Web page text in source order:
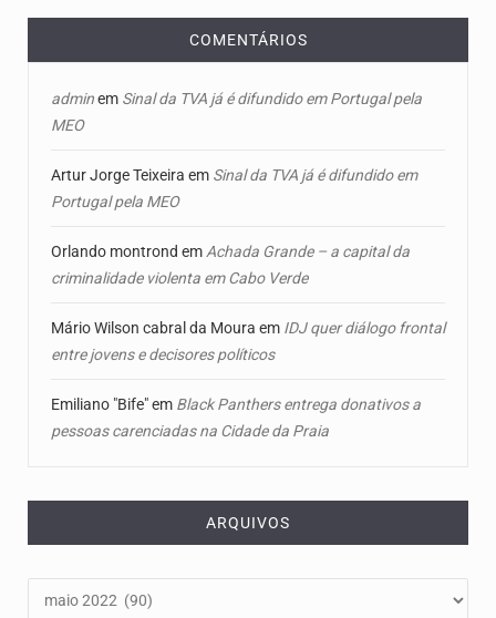
COMENTÁRIOS
adminem Sinal da TVA já é difundido em Portugal pela
MEO
Artur Jorge Teixeira em Sinal da TVA já é difundido em
Portugal pela MEO
Orlando montrond em Achada Grande – a capital da
criminalidade violenta em Cabo Verde
Mário Wilson cabral da Moura em IDJ quer diálogo frontal
entre jovens e decisores políticos
Emiliano "Bife"em Black Panthers entrega donativos a
pessoas carenciadas na Cidade da Praia
ARQUIVOS